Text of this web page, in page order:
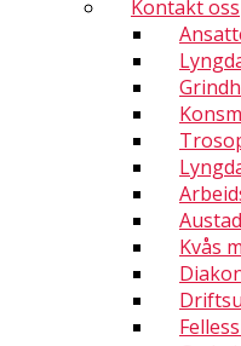
Kontakt oss
Kvås